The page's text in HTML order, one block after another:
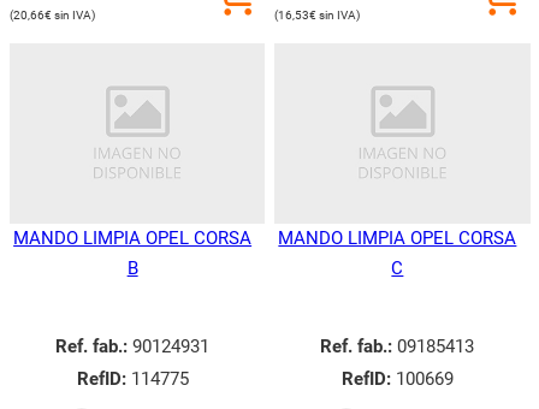
20,66€ 16,53€
MANDO LIMPIA OPEL CORSA
B
Ref. fab.: 90124931
RefID:114775
MANDO LIMPIA OPEL CORSA
C
Ref. fab.: 09185413
RefID:100669